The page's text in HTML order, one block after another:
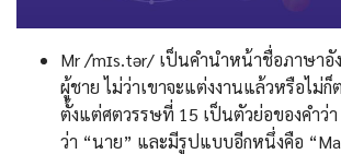
Mr /ˈmɪs.tər/ เป็นคํานําหน้าชื่อภาษา
ผู้ชาย ไม่ว่าเขาจะแต่งงานแล้วหรือไม่ก็
ตั้งแต่ศตวรรษที่ 15 เป็นตัวย่อของคำว่
ว่า “นาย” และมีรูปแบบอีกหนึ่งคือ